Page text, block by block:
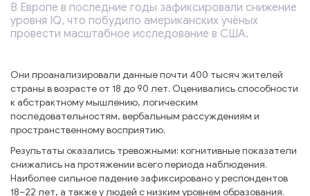
В Европе в последние годы зафиксировали снижение
уровня IQ, что побудило американских учёных
провести масштабное исследование в США.
Они проанализировали данные почти 400 тысяч жителей
страны в возрасте от 18 до 90 лет. Оценивались способности
к абстрактному мышлению, логическим
последовательностям, вербальным рассуждениям и
пространственному восприятию.
Результаты оказались тревожными: когнитивные показатели
снижались на протяжении всего периода наблюдения.
Наиболее сильное падение зафиксировано у респондентов
18–22 лет, а также у людей с низким уровнем образования.